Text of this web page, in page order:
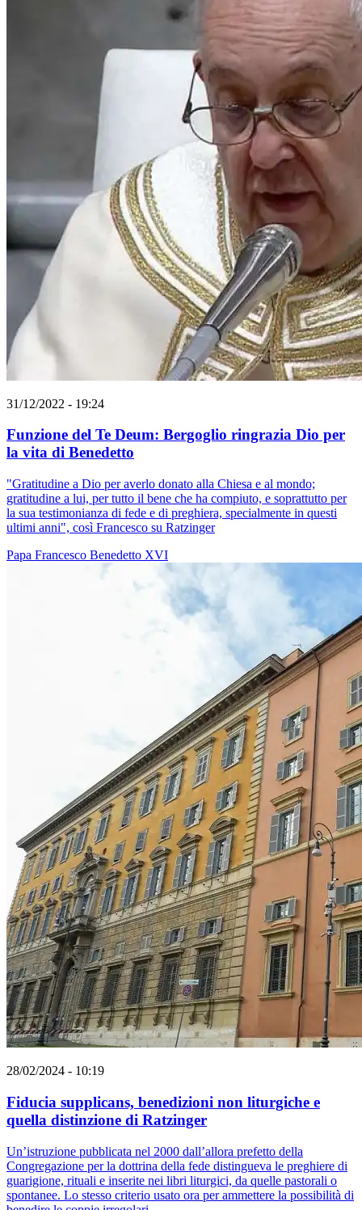
31/12/2022 - 19:24
Funzione del Te Deum: Bergoglio ringrazia Dio per
la vita di Benedetto
"Gratitudine a Dio per averlo donato alla Chiesa e al mondo;
gratitudine a lui, per tutto il bene che ha compiuto, e soprattutto per
la sua testimonianza di fede e di preghiera, specialmente in questi
ultimi anni", così Francesco su Ratzinger
Papa Francesco Benedetto XVI
28/02/2024 - 10:19
Fiducia supplicans, benedizioni non liturgiche e
quella distinzione di Ratzinger
Un’istruzione pubblicata nel 2000 dall’allora prefetto della
Congregazione per la dottrina della fede distingueva le preghiere di
guarigione, rituali e inserite nei libri liturgici, da quelle pastorali o
spontanee. Lo stesso criterio usato ora per ammettere la possibilità di